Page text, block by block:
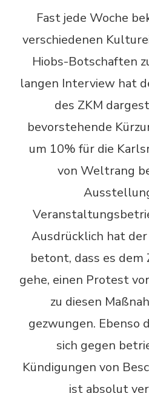
Fast jede Woche
verschiedenen
Hiobs-Botschaften
langen Interview hat
des ZKM
bevorstehende
um 10% für die
von Weltrang
Ausdrücklich hat
betont, dass es dem
gehe, einen Protest
zu diesen
gezwungen. Ebenso
sich gegen
Kündigungen von
ist absolut